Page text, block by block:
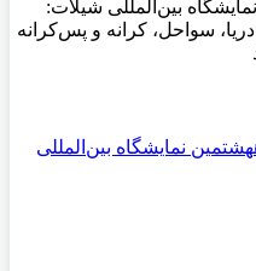
هشتمین نمایشگاه بین‌المللی